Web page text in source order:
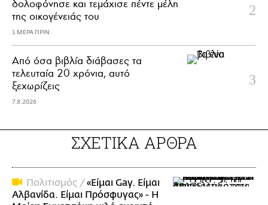
δολοφόνησε και τεμάχισε πέντε μέλη
της οικογένειάς του
1 ΜΕΡΑ ΠΡΙΝ
Από όσα βιβλία διάβασες τα
τελευταία 20 χρόνια, αυτό
ξεχωρίζεις
7.8.2026
ΣΧΕΤΙΚΑ ΑΡΘΡΑ
Πολιτισμός /«Είμαι Gay. Είμαι
Αλβανίδα. Είμαι Πρόσφυγας» - Η